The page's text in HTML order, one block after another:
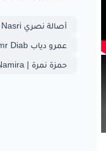
أصالة نصري Assala Nasri
عمرو دياب Amr Diab
حمزة نمرة | Hamza Namira